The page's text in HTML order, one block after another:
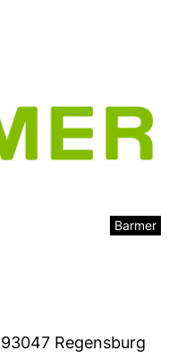
Barmer
Regensburg